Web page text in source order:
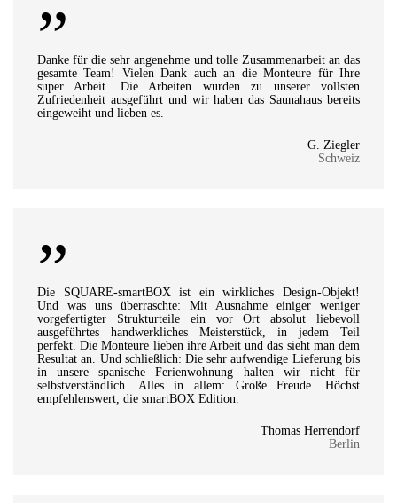
”
Danke für die sehr angenehme und tolle Zusammenarbeit an das
gesamte Team! Vielen Dank auch an die Monteure für Ihre
super Arbeit. Die Arbeiten wurden zu unserer vollsten
Zufriedenheit ausgeführt und wir haben das Saunahaus bereits
eingeweiht und lieben es.
G. Ziegler
Schweiz
”
Die SQUARE-smartBOX ist ein wirkliches Design-Objekt!
Und was uns überraschte: Mit Ausnahme einiger weniger
vorgefertigter Strukturteile ein vor Ort absolut liebevoll
ausgeführtes handwerkliches Meisterstück, in jedem Teil
perfekt. Die Monteure lieben ihre Arbeit und das sieht man dem
Resultat an. Und schließlich: Die sehr aufwendige Lieferung bis
in unsere spanische Ferienwohnung halten wir nicht für
selbstverständlich. Alles in allem: Große Freude. Höchst
empfehlenswert, die smartBOX Edition.
Thomas Herrendorf
Berlin